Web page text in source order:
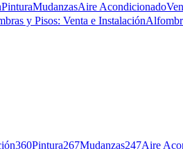
PinturaMudanzasAire Acondicionado
y Pisos: Venta e Instalación
360Pintura267Mudanzas247Aire